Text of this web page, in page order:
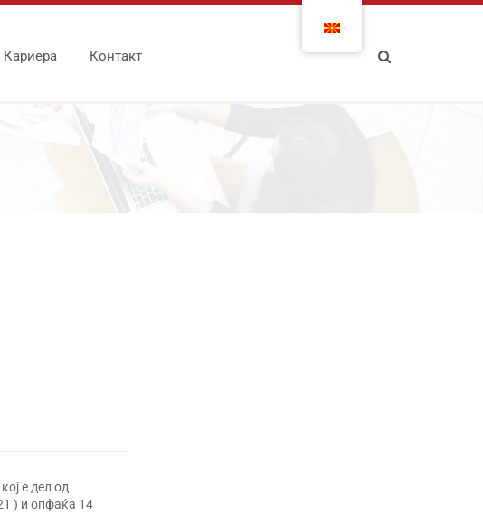
Кариера Контакт
е дел од
) и опфаќа 14